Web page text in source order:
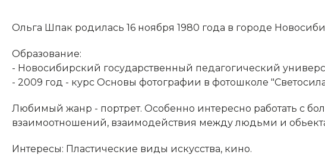
Ольга Шпак родилась 16 ноября 1980 года в городе
Образование:
- Новосибирский государственный педагогический
- 2009 год - курс Основы фотографии в фотошколе
Любимый жанр - портрет. Особенно интересно работать с
взаимоотношений, взаимодействия между людьми и
Интересы: Пластические виды искусства, кино.